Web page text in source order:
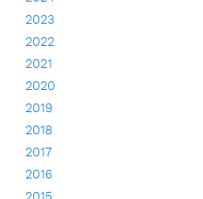
2023
2022
2021
2020
2019
2018
2017
2016